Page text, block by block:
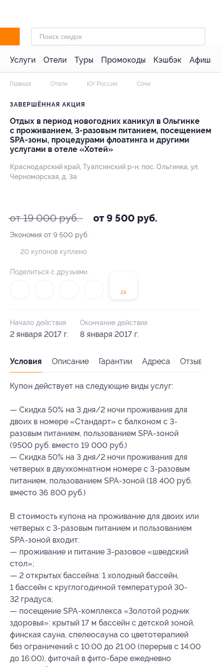
Услуги Отели Туры Промокоды Кэшбэк Афиша
Главная Отели Юг России Сочи
ЗАВЕРШЁННАЯ АКЦИЯ
Отдых в период новогодних каникул в Ольгинке
с проживанием, 3-разовым питанием, посещением
SPA-зоны, процедурами флоатинга и другими
услугами в отеле «Хотей»
Краснодарский край, Туапсинский р-н, пос. Ольгинка, ул.
Черноморская, д. 3а
от 19 000 руб. от 9 500 руб.
Экономия от 9 500 руб.
29
20 купонов куплено
Поделиться с друзьями
Начало действия
2 января 2017 г.
Окончание действия
8 января 2017 г.
Условия Описание Гарантии Адреса Отзывы
Купон действует на следующие виды услуг:
— Скидка 50% на 3 дня/2 ночи проживания для
двоих в номере «Стандарт» с балконом с 3-
разовым питанием, пользованием SPA-зоной
(9500 руб. вместо 19 000 руб.)
— Скидка 50% на 3 дня/2 ночи проживания для
четверых в двухкомнатном номере с 3-разовым
питанием, пользованием SPA-зоной (18 400 руб.
вместо 36 800 руб.)
В стоимость купона на проживание для двоих или
четверых с 3-разовым питанием и пользованием
SPA-зоной входит:
— проживание и питание 3-разовое «шведский
стол»;
— 2 открытых бассейна: 1 холодный бассейн,
1 бассейн с круглогодичной температурой 30-
32 градуса;
— посещение SPA-комплекса «Золотой родник
здоровья»: крытый 17 м бассейн с детской зоной,
финская сауна, спелеосауна со цветотерапией
без ограничений с 10:00 до 21:00 (перерыв с 14:00
до 16:00), фиточай в фито-баре ежедневно